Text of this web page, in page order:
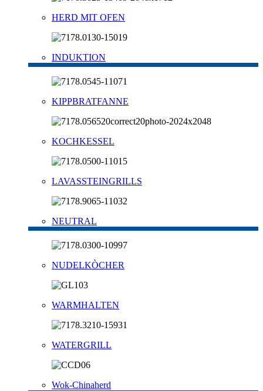
HERD MIT OFEN
INDUKTION
KIPPBRATFANNE
KOCHKESSEL
LAVASSTEINGRILLS
NEUTRAL
NUDELKÒCHER
WARMHALTEN
WATERGRILL
Wok-Chinaherd